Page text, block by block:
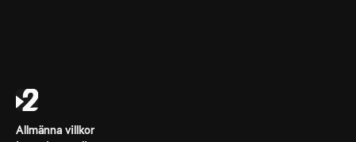
Allmänna villkor